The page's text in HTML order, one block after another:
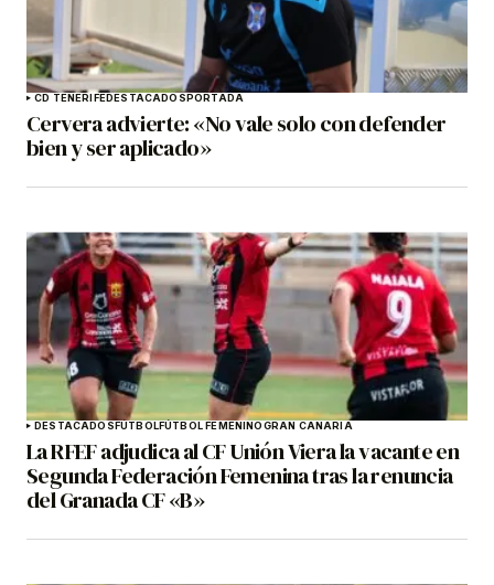
CD TENERIFEDESTACADOS PORTADA
Cervera advierte: «No vale solo con defender
bien y ser aplicado»
DESTACADOS FÚTBOLFÚTBOL FEMENINOGRAN CANARIA
La RFEF adjudica al CF Unión Viera la vacante en
Segunda Federación Femenina tras la renuncia
del Granada CF «B»